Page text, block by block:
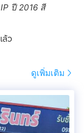
ปี 2016 สี
ล้ว
ดูเพิ่มเติม